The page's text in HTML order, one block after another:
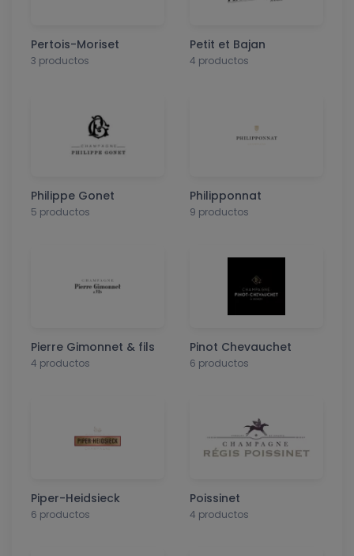
Pertois-Moriset
3 productos
Petit et Bajan
4 productos
Philippe Gonet
5 productos
Philipponnat
9 productos
Pierre Gimonnet & fils
4 productos
Pinot Chevauchet
6 productos
Piper-Heidsieck
6 productos
Poissinet
4 productos